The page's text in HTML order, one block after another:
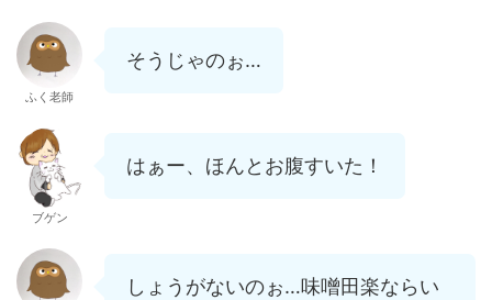
ふく老師
そうじゃのぉ…
ブゲン
はぁー、ほんとお腹すいた！
しょうがないのぉ…味噌田楽ならい